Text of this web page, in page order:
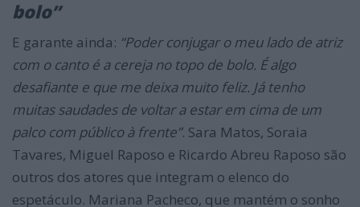
bolo”
E garante ainda: “Poder conjugar o meu lado de atriz
com o canto é a cereja no topo de bolo. É algo
desafiante e que me deixa muito feliz. Já tenho
muitas saudades de voltar a estar em cima de um
palco com público à frente”. Sara Matos, Soraia
Tavares, Miguel Raposo e Ricardo Abreu Raposo são
outros dos atores que integram o elenco do
espetáculo. Mariana Pacheco, que mantém o sonho